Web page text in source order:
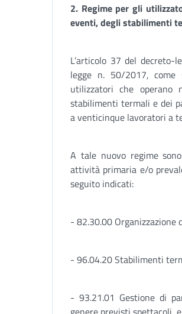
2. Regime per gli
eventi, degli stabilimenti
L’articolo 37 del decreto-
legge n. 50/2017,
utilizzatori che operano
stabilimenti termali e dei
a venticinque lavoratori a
A tale nuovo regime
attività primaria e/o
seguito indicati:
- 82.30.00 Organizzazione
- 96.04.20 Stabilimenti
- 93.21.01 Gestione di